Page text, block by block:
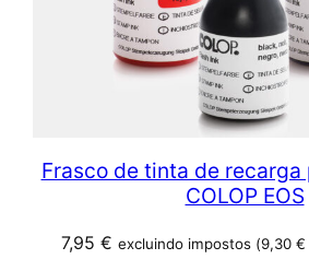
Frasco de tinta de recarga
COLOP EOS
7,95 € excluindo impostos (9,30 €